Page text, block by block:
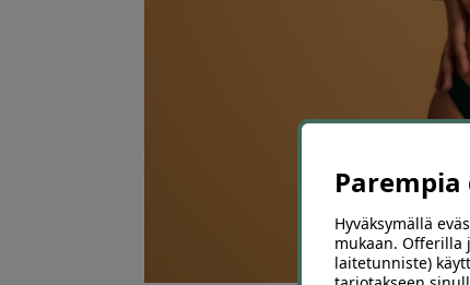
Hyväksymällä
mukaan. Offerilla
laitetunniste)